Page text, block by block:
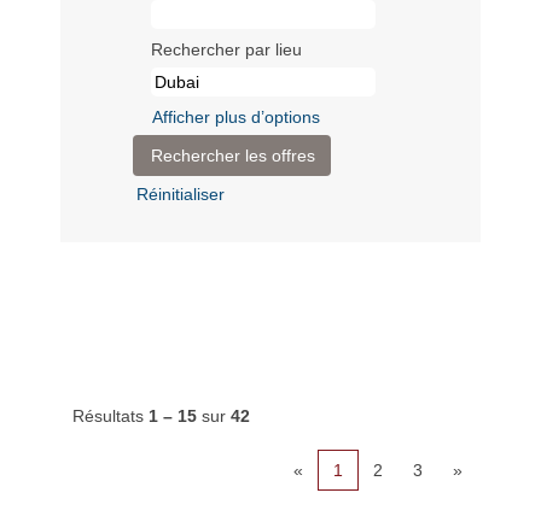
Rechercher par lieu
Afficher plus d’options
Réinitialiser
Résultats 1 – 15 sur 42
« 1 2 3 »